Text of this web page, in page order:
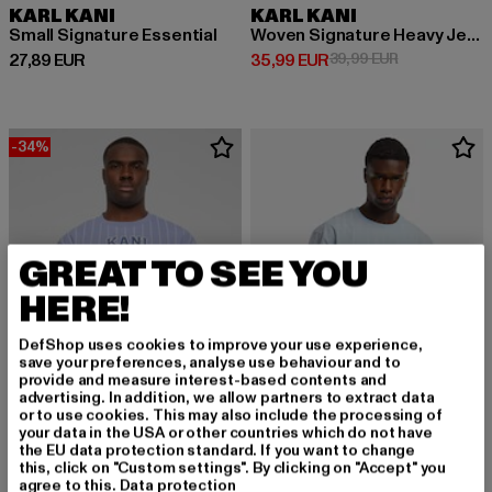
KARL KANI
Small Signature Essential
27,89 EUR
Derzeitiger Preis: 27,89 EUR
KARL KANI
Woven Signature Heavy Jersey Boxy Diner
35,99 EUR
Derzeitiger Preis: 35,99 EUR
39,99 EURAktionspreis:
-34%
KARL KANI
KARL KANI
GREAT TO SEE YOU
HERE!
DefShop uses cookies to improve your use experience,
save your preferences, analyse use behaviour and to
provide and measure interest-based contents and
advertising. In addition, we allow partners to extract data
or to use cookies. This may also include the processing of
your data in the USA or other countries which do not have
the EU data protection standard. If you want to change
this, click on "Custom settings". By clicking on "Accept" you
agree to this. Data protection